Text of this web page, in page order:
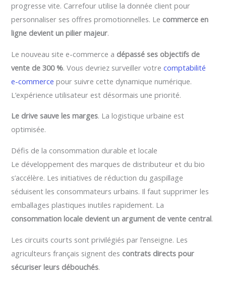
progresse vite. Carrefour utilise la donnée client pour
personnaliser ses offres promotionnelles. Le commerce en
ligne devient un pilier majeur.
Le nouveau site e-commerce a dépassé ses objectifs de
vente de 300 %. Vous devriez surveiller votrecomptabilité
e-commerce pour suivre cette dynamique numérique.
L’expérience utilisateur est désormais une priorité.
Le drive sauve les marges. La logistique urbaine est
optimisée.
Défis de la consommation durable et locale
Le développement des marques de distributeur et du bio
s’accélère. Les initiatives de réduction du gaspillage
séduisent les consommateurs urbains. Il faut supprimer les
emballages plastiques inutiles rapidement. La
consommation locale devient un argument de vente central.
Les circuits courts sont privilégiés par l’enseigne. Les
agriculteurs français signent des contrats directs pour
sécuriser leurs débouchés.